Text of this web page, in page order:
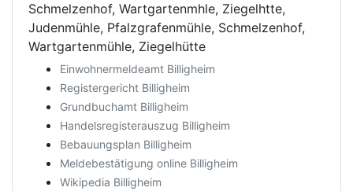
Schmelzenhof, Wartgartenmhle, Ziegelhtte,
Judenmühle, Pfalzgrafenmühle, Schmelzenhof,
Wartgartenmühle, Ziegelhütte
Einwohnermeldeamt Billigheim
Registergericht Billigheim
Grundbuchamt Billigheim
Handelsregisterauszug Billigheim
Bebauungsplan Billigheim
Meldebestätigung online Billigheim
Wikipedia Billigheim